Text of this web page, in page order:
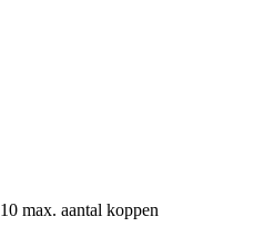
10 max. aantal koppen